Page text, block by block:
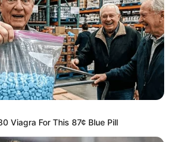
από την COVID δεν χρειαζόταν να
που συνδέονται με τονAndrew
εκτέθηκαν από την Tess Lawrie
την αδικαιολόγητη οικονομική
απόρριψη της ιβερμεκτίνης ως
Αλλά η ιβερμεκτίνη ήταν μόνο ένα
επειδή τα πρωτόκολλα
συνοδεύονταν από αντιβιοτικά
ήαζιθρομυκίνη) που απέτρεψε τη
Viagra For This 87¢ Blue Pill